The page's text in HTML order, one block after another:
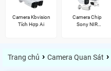
Camera Kbvision
Tích Hợp Ai
Camera Chip
Sony NIR
Trang chủ › Camera Quan Sát ›